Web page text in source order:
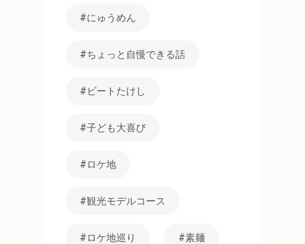
にゅうめん
ちょっと自慢できる話
ビートたけし
子ども大喜び
ロケ地
観光モデルコース
ロケ地巡り 素麺